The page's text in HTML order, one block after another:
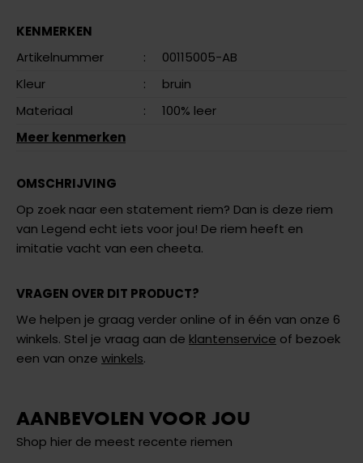
KENMERKEN
Artikelnummer
:
00115005-AB
Kleur
:
bruin
Materiaal
:
100% leer
Meer kenmerken
OMSCHRIJVING
Op zoek naar een statement riem? Dan is deze riem
van Legend echt iets voor jou! De riem heeft en
imitatie vacht van een cheeta.
VRAGEN OVER DIT PRODUCT?
We helpen je graag verder online of in één van onze 6
winkels. Stel je vraag aan de klantenservice of bezoek
een van onze winkels.
AANBEVOLEN VOOR JOU
Shop hier de meest recente riemen